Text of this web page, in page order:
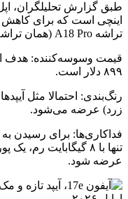
تراشه A18 Pro (همان تراشه آیفون ۱۶ پرو) استفاده خواهد کرد.
۸۹۹ دلار است.
رنگ‌بندی: احتمالا مثل
زرد) عرضه می‌شود.
فداکاری‌ها: برای رسیدن
عرضه شود.